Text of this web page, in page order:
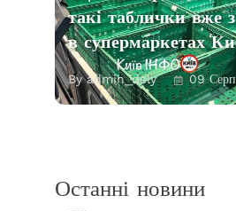
такі таблички вже
в супермаркетах
By admin_dely 09
Останні новини